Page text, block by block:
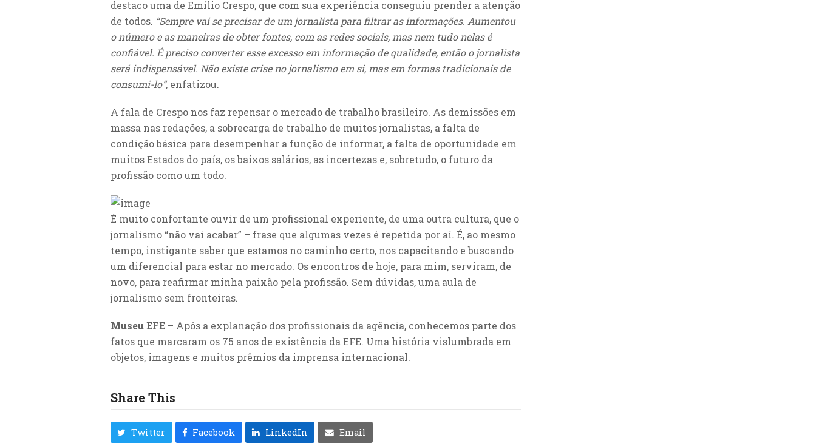
destaco uma de Emílio Crespo, que com sua experiência conseguiu prender a atenção
de todos. “Sempre vai se precisar de um jornalista para filtrar as informações. Aumentou
o número e as maneiras de obter fontes, com as redes sociais, mas nem tudo nelas é
confiável. É preciso converter esse excesso em informação de qualidade, então o jornalista
será indispensável. Não existe crise no jornalismo em si, mas em formas tradicionais de
consumi-lo”, enfatizou.
A fala de Crespo nos faz repensar o mercado de trabalho brasileiro. As demissões em
massa nas redações, a sobrecarga de trabalho de muitos jornalistas, a falta de
condição básica para desempenhar a função de informar, a falta de oportunidade em
muitos Estados do país, os baixos salários, as incertezas e, sobretudo, o futuro da
profissão como um todo.
É muito confortante ouvir de um profissional experiente, de uma outra cultura, que o
jornalismo “não vai acabar” – frase que algumas vezes é repetida por aí. É, ao mesmo
tempo, instigante saber que estamos no caminho certo, nos capacitando e buscando
um diferencial para estar no mercado. Os encontros de hoje, para mim, serviram, de
novo, para reafirmar minha paixão pela profissão. Sem dúvidas, uma aula de
jornalismo sem fronteiras.
Museu EFE – Após a explanação dos profissionais da agência, conhecemos parte dos
fatos que marcaram os 75 anos de existência da EFE. Uma história vislumbrada em
objetos, imagens e muitos prêmios da imprensa internacional.
Share This
Twitter Facebook LinkedIn Email